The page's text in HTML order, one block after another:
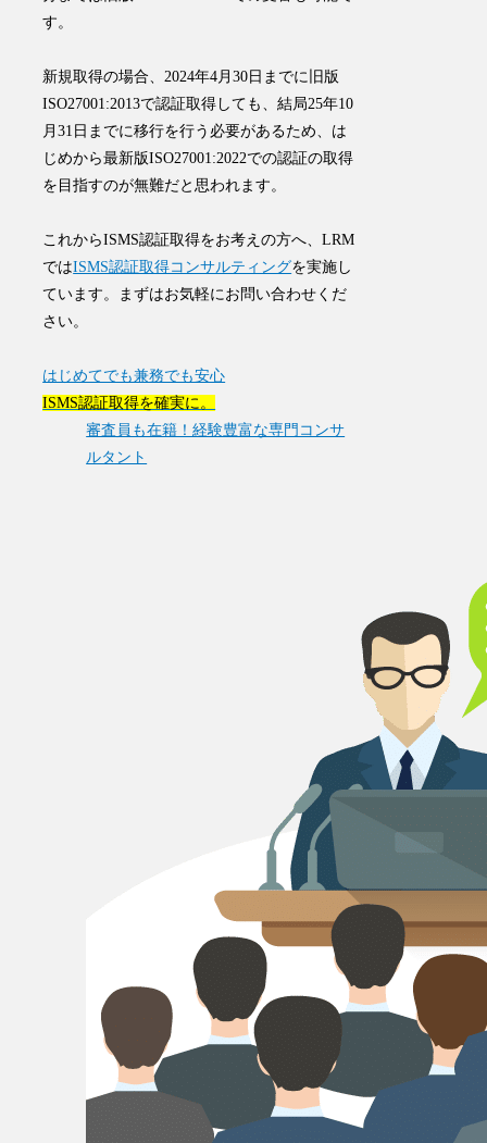
す。
新規取得の場合、2024年4月30日までに旧版
ISO27001:2013で認証取得しても、結局25年10
月31日までに移行を行う必要があるため、は
じめから最新版ISO27001:2022での認証の取得
を目指すのが無難だと思われます。
これからISMS認証取得をお考えの方へ、LRM
ではISMS認証取得コンサルティングを実施し
ています。まずはお気軽にお問い合わせくだ
さい。
はじめてでも兼務でも安心
ISMS認証取得を確実に。
審査員も在籍！経験豊富な専門コンサ
ルタント